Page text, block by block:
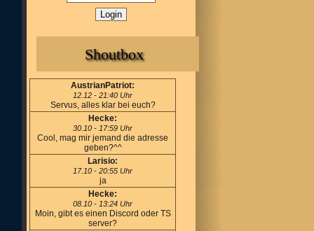
Shoutbox
AustrianPatriot:
12.12 - 21:40 Uhr
Servus, alles klar bei euch?
Hecke:
30.10 - 17:59 Uhr
Cool, mag mir jemand die adresse
geben?^^
Larisio:
17.10 - 20:55 Uhr
ja
Hecke:
08.10 - 13:24 Uhr
Moin, gibt es einen Discord oder TS
server?